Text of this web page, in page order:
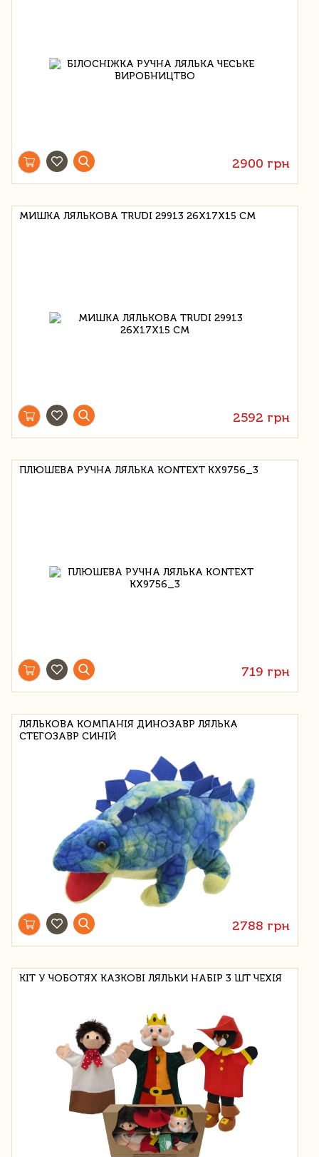
2900 грн
МИШКА ЛЯЛЬКОВА TRUDI 29913 26X17X15 СМ
2592 грн
ПЛЮШЕВА РУЧНА ЛЯЛЬКА KONTEXT KX9756_3
719 грн
ЛЯЛЬКОВА КОМПАНІЯ ДИНОЗАВР ЛЯЛЬКА
СТЕГОЗАВР СИНІЙ
2788 грн
КІТ У ЧОБОТЯХ КАЗКОВІ ЛЯЛЬКИ НАБІР 3 ШТ ЧЕХІЯ